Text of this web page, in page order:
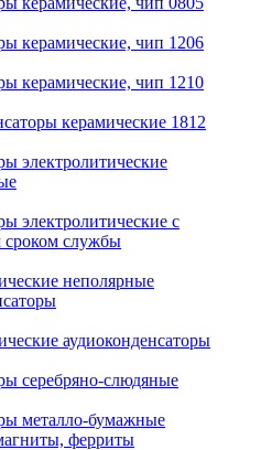
керамические, чип 1206
керамические, чип 1210
керамические 1812
электролитические
электролитические с
сроком службы
неполярные
аудиоконденсаторы
серебряно-слюдяные
металло-бумажные
ферриты